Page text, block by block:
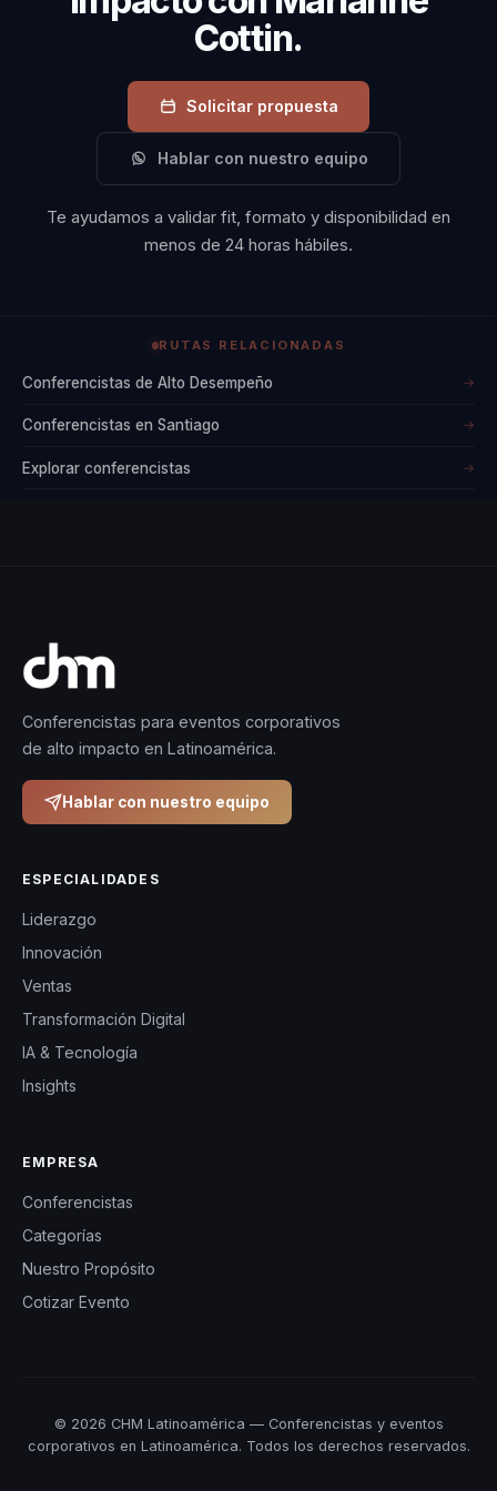
Cottin.
Solicitar propuesta
Hablar con nuestro equipo
Te ayudamos a validar fit, formato y disponibilidad en
menos de 24 horas hábiles.
RUTAS RELACIONADAS
Conferencistas de Alto Desempeño →
Conferencistas en Santiago →
Explorar conferencistas →
Conferencistas para eventos corporativos
de alto impacto en Latinoamérica.
Hablar con nuestro equipo
ESPECIALIDADES
Liderazgo
Innovación
Ventas
Transformación Digital
IA & Tecnología
Insights
EMPRESA
Conferencistas
Categorías
Nuestro Propósito
Cotizar Evento
© 2026 CHM Latinoamérica — Conferencistas y eventos
corporativos en Latinoamérica. Todos los derechos reservados.